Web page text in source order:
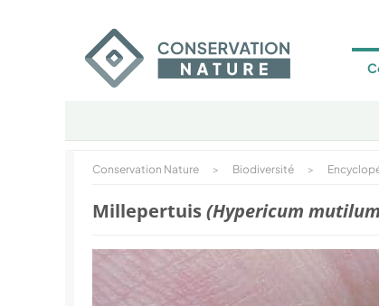
Conservation Nature > Biodiversité >
Millepertuis(Hypericum